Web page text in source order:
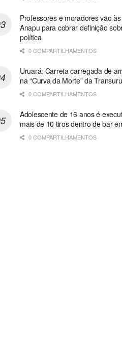
Professores e moradores vão
Anapu para cobrar definição
política
0 COMPARTILHAMENTOS
Uruará: Carreta carregada de
na “Curva da Morte” da
0 COMPARTILHAMENTOS
Adolescente de 16 anos é
mais de 10 tiros dentro de bar
0 COMPARTILHAMENTOS